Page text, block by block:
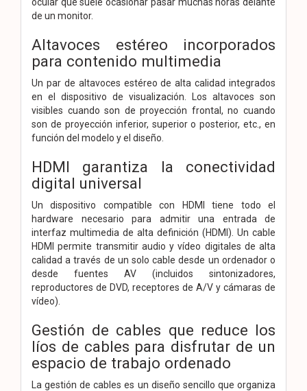
de un monitor.
Altavoces estéreo incorporados
para contenido multimedia
Un par de altavoces estéreo de alta calidad integrados
en el dispositivo de visualización. Los altavoces son
visibles cuando son de proyección frontal, no cuando
son de proyección inferior, superior o posterior, etc., en
función del modelo y el diseño.
HDMI garantiza la conectividad
digital universal
Un dispositivo compatible con HDMI tiene todo el
hardware necesario para admitir una entrada de
interfaz multimedia de alta definición (HDMI). Un cable
HDMI permite transmitir audio y vídeo digitales de alta
calidad a través de un solo cable desde un ordenador o
desde fuentes AV (incluidos sintonizadores,
reproductores de DVD, receptores de A/V y cámaras de
vídeo).
Gestión de cables que reduce los
líos de cables para disfrutar de un
espacio de trabajo ordenado
La gestión de cables es un diseño sencillo que organiza